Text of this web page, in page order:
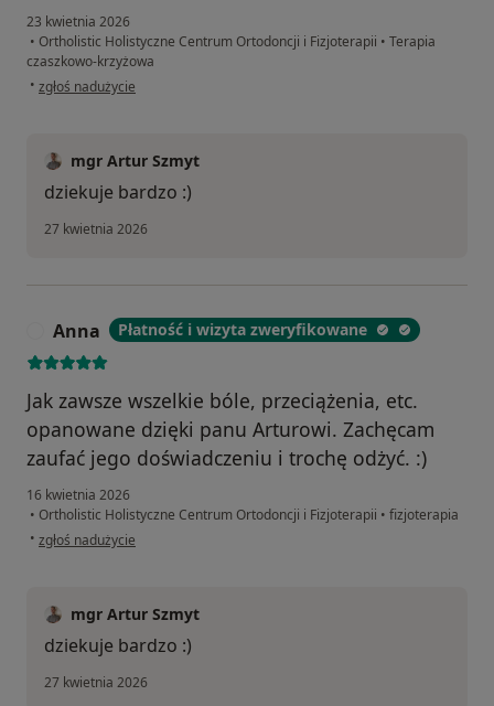
23 kwietnia 2026
• Ortholistic Holistyczne Centrum Ortodoncji i Fizjoterapii • Terapia
czaszkowo-krzyżowa
• w opinii użytkownika Anna
zgłoś nadużycie
mgr Artur Szmyt
dziekuje bardzo :)
27 kwietnia 2026
Anna Płatność i wizyta zweryfikowane
Jak zawsze wszelkie bóle, przeciążenia, etc.
opanowane dzięki panu Arturowi. Zachęcam
zaufać jego doświadczeniu i trochę odżyć. :)
16 kwietnia 2026
• Ortholistic Holistyczne Centrum Ortodoncji i Fizjoterapii • fizjoterapia
• w opinii użytkownika Anna
zgłoś nadużycie
mgr Artur Szmyt
dziekuje bardzo :)
27 kwietnia 2026